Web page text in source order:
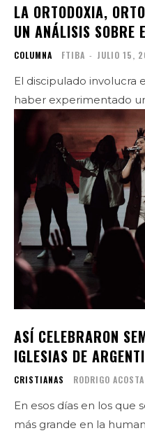
LA ORTODOXIA,
UN ANÁLISIS SOBRE
COLUMNA FTIBA - JULIO 15,
El discipulado involucra
haber experimentado
ASÍ CELEBRARON
IGLESIAS DE
CRISTIANAS RODRIGO ACOSTA
En esos días en los que
más grande en la